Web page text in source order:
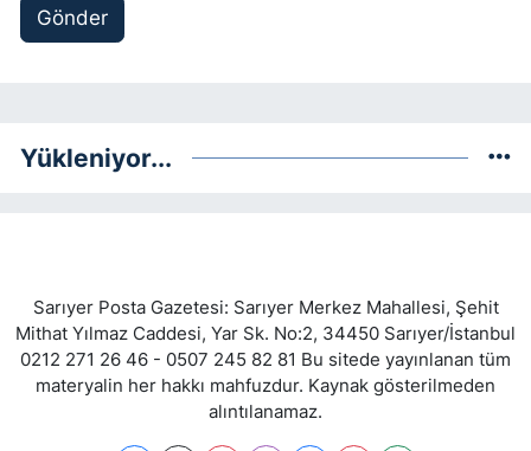
Gönder
Yükleniyor...
Sarıyer Posta Gazetesi: Sarıyer Merkez Mahallesi, Şehit
Mithat Yılmaz Caddesi, Yar Sk. No:2, 34450 Sarıyer/İstanbul
0212 271 26 46 - 0507 245 82 81 Bu sitede yayınlanan tüm
materyalin her hakkı mahfuzdur. Kaynak gösterilmeden
alıntılanamaz.